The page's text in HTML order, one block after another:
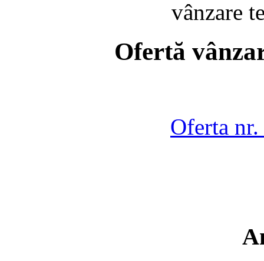
vânzare
Ofertă
Oferta